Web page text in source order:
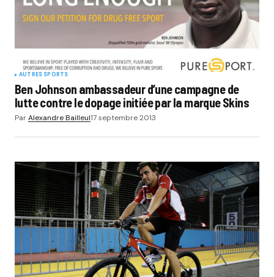
AUTRES SPORTS
Ben Johnson ambassadeur d’une campagne de
lutte contre le dopage initiée par la marque Skins
ParAlexandre Bailleul17 septembre 2013